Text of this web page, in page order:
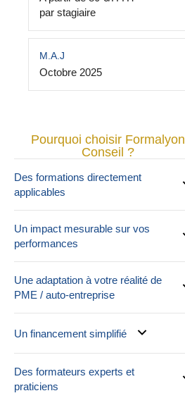
par stagiaire
M.A.J
Octobre 2025
Pourquoi choisir Formalyon
Conseil ?
Des formations directement
applicables
Un impact mesurable sur vos
performances
Une adaptation à votre réalité de
PME / auto-entreprise
Un financement simplifié
Des formateurs experts et
praticiens